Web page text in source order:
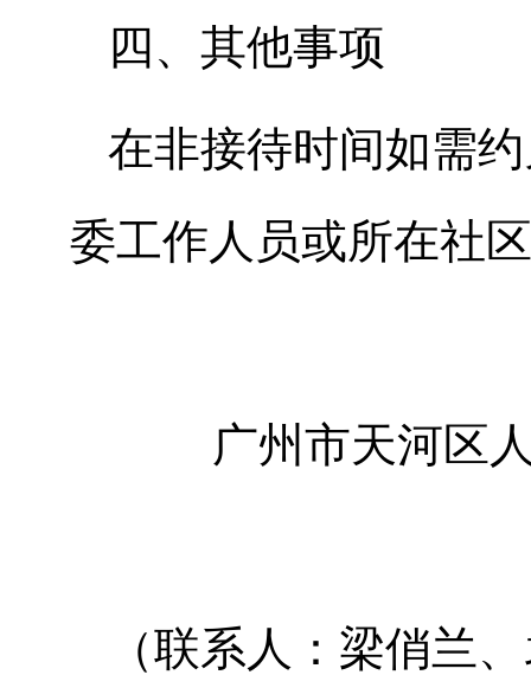
四、其他事项
在非接待时间如需
委工作人员或所在社
广州市天河区
（联系人：梁俏兰